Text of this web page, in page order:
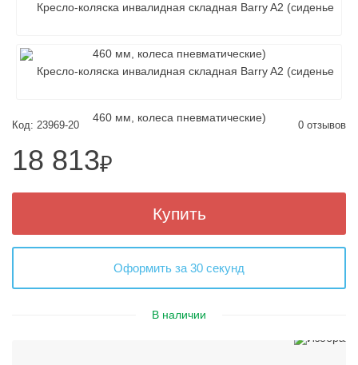
Код: 23969-20 0 отзывов
18 813₽
Купить
Оформить за 30 секунд
В наличии